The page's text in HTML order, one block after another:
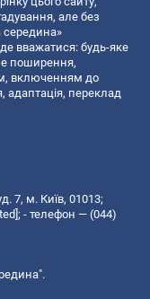
але без
середина»
вважатися: будь-яке
поширення,
включенням до
адаптація, переклад
7, м. Київ, 01013;
; - телефон — (044)